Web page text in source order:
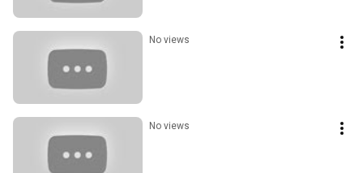
No views
No views